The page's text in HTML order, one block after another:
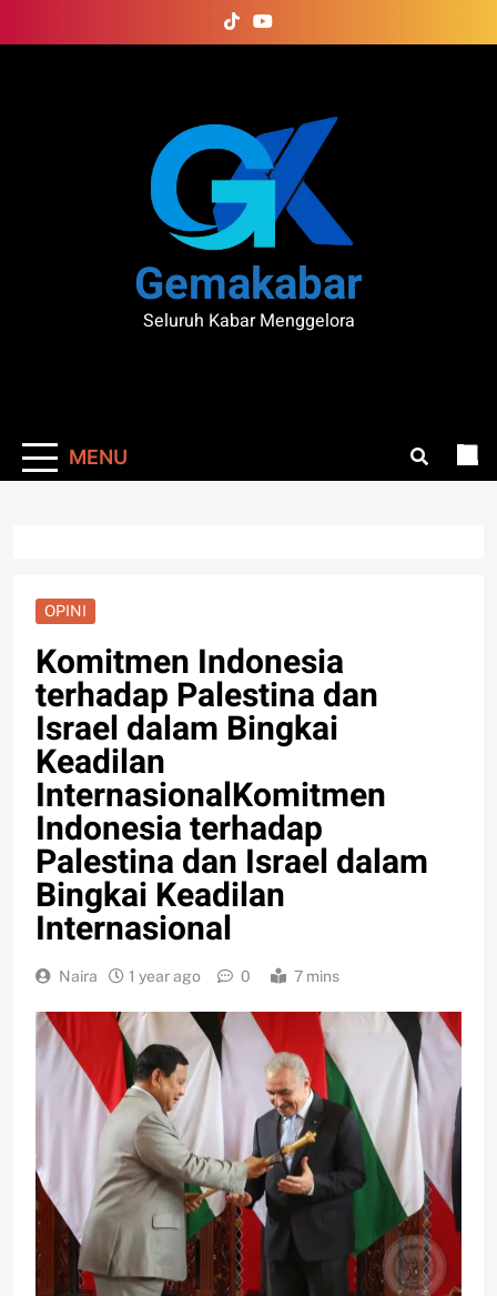
to
Gemakabar
Seluruh Kabar Menggelora
MENU
OPINI
Komitmen Indonesia
terhadap Palestina dan
Israel dalam Bingkai
Keadilan
InternasionalKomitmen
Indonesia terhadap
Palestina dan Israel dalam
Bingkai Keadilan
Internasional
Naira 1 year ago 0 7 mins